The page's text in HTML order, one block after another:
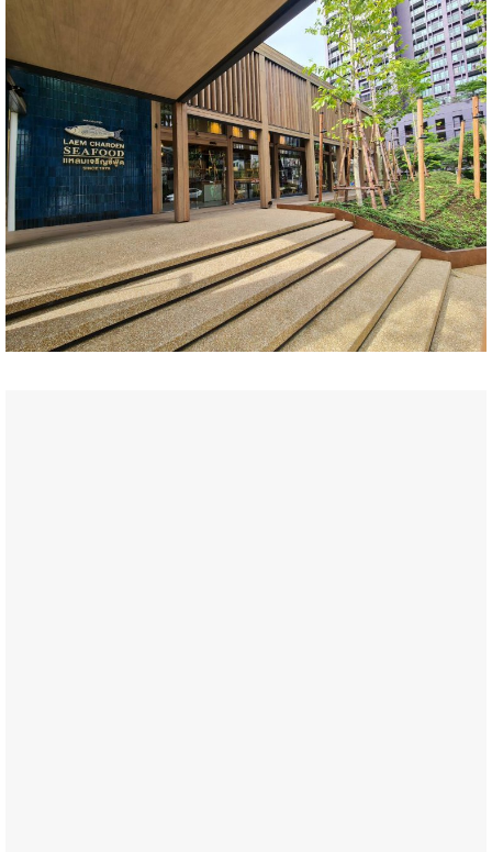
เซ็นทรัล พระราม 9 ชั้น 7
เซ็นทรัล พระราม 2 ชั้น 4
เซ็นทรัล ลาดพร้าว ชั้น 4
เซ็นทรัล เวสต์เกต ชั้น 3
เซ็นทรัล วิลเลจ (สุวรรณภูมิ)
เซ็นทรัล แจ้งวัฒนะ ชั้น 6
เมกา บางนา ชั้น L1
แฟชั่น ไอส์แลนด์ ชั้น 3
เดอะแจ๊สวังหิน
บิ๊กซีสะพานควาย